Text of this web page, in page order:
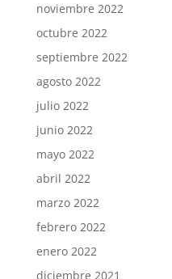
noviembre 2022
octubre 2022
septiembre 2022
agosto 2022
julio 2022
junio 2022
mayo 2022
abril 2022
marzo 2022
febrero 2022
enero 2022
diciembre 2021